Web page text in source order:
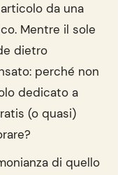
da una
Mentre il sole
dietro
perché non
dedicato a
(o quasi)
di quello